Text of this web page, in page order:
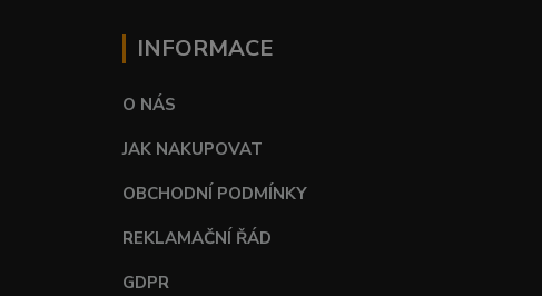
INFORMACE
O NÁS
JAK NAKUPOVAT
OBCHODNÍ PODMÍNKY
REKLAMAČNÍ ŘÁD
GDPR